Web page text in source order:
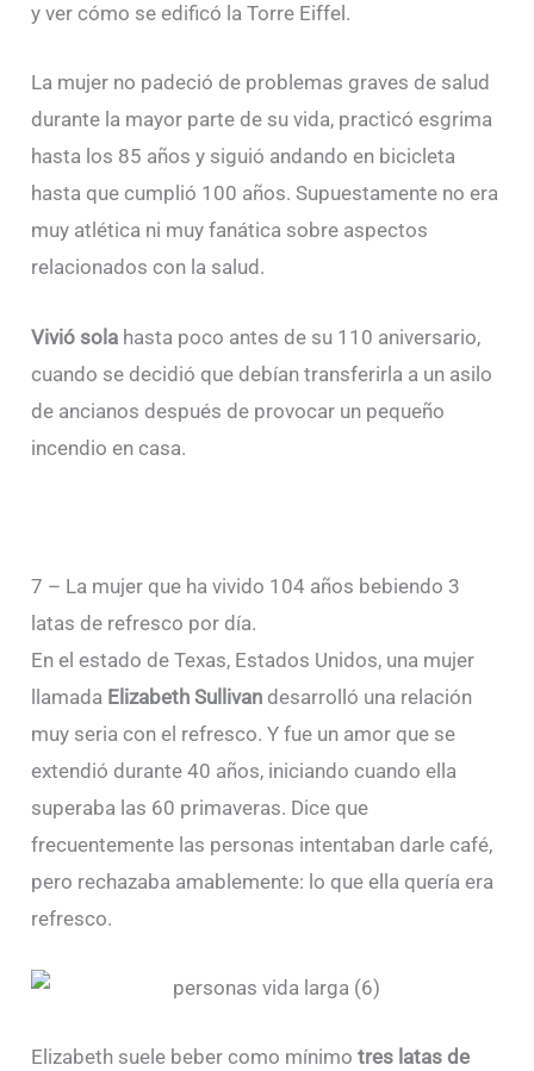
y ver cómo se edificó la Torre Eiffel.
La mujer no padeció de problemas graves de salud
durante la mayor parte de su vida, practicó esgrima
hasta los 85 años y siguió andando en bicicleta
hasta que cumplió 100 años. Supuestamente no era
muy atlética ni muy fanática sobre aspectos
relacionados con la salud.
Vivió sola hasta poco antes de su 110 aniversario,
cuando se decidió que debían transferirla a un asilo
de ancianos después de provocar un pequeño
incendio en casa.
7 – La mujer que ha vivido 104 años bebiendo 3
latas de refresco por día.
En el estado de Texas, Estados Unidos, una mujer
llamada Elizabeth Sullivan desarrolló una relación
muy seria con el refresco. Y fue un amor que se
extendió durante 40 años, iniciando cuando ella
superaba las 60 primaveras. Dice que
frecuentemente las personas intentaban darle café,
pero rechazaba amablemente: lo que ella quería era
refresco.
Elizabeth suele beber como mínimotres latas de